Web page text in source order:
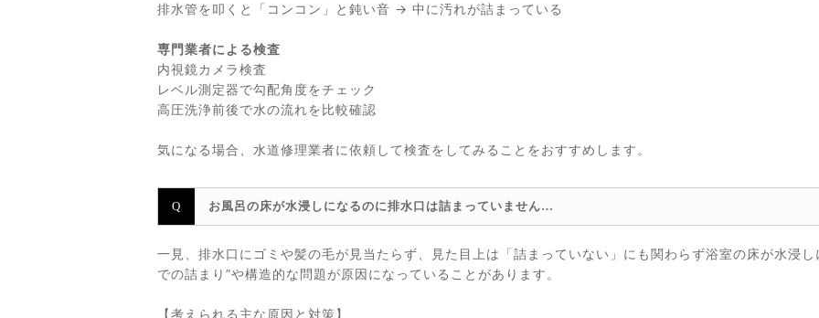
排水管を叩くと「コンコン」と鈍い音 → 中に汚れが詰まっている
専門業者による検査
内視鏡カメラ検査
レベル測定器で勾配角度をチェック
高圧洗浄前後で水の流れを比較確認
気になる場合、水道修理業者に依頼して検査をしてみることをおすすめします。
お風呂の床が水浸しになるのに排水口は詰まっていません…
一見、排水口にゴミや髪の毛が見当たらず、見た目上は「詰まっていない」にも関わらず浴室の床が水浸
での詰まり”や構造的な問題が原因になっていることがあります。
【考えられる主な原因と対策】